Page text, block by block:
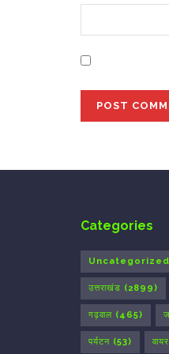
Categories
Uncategorized
उत्तराखंड (2899)
गढ़वाल (465)
पर्यटन (53)